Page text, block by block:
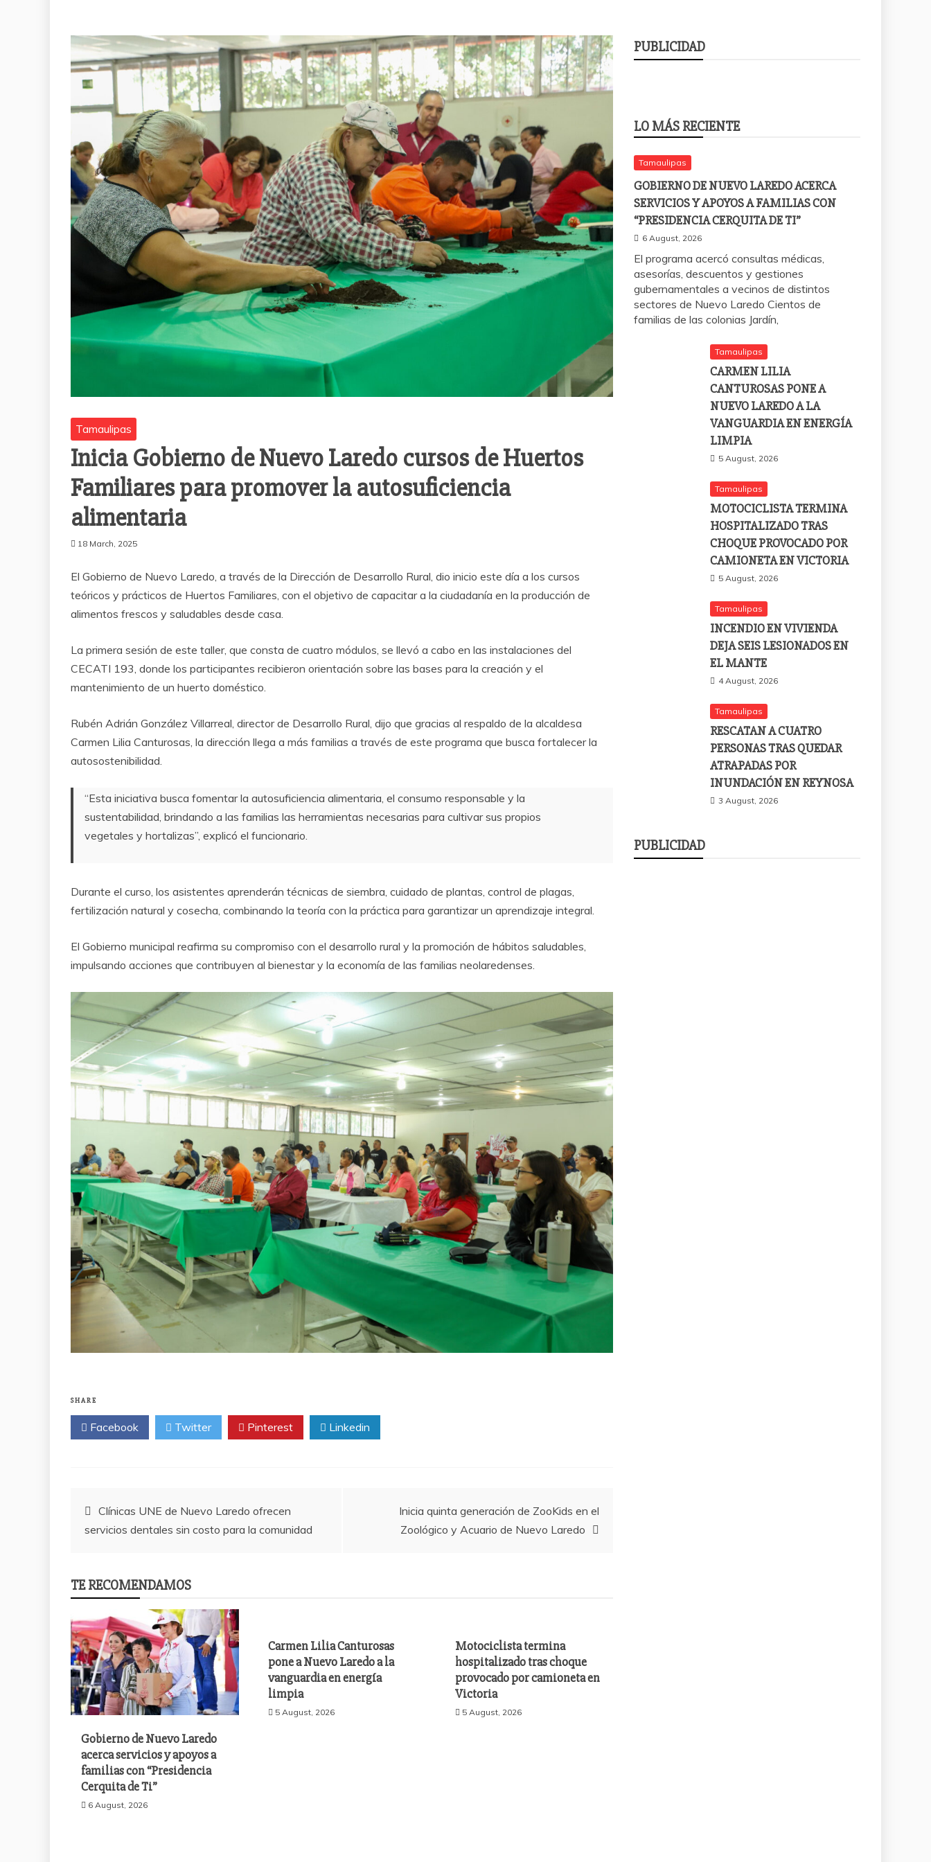
Tamaulipas
Inicia Gobierno de Nuevo Laredo cursos de Huertos
Familiares para promover la autosuficiencia
alimentaria
18 March, 2025
El Gobierno de Nuevo Laredo, a través de la Dirección de Desarrollo Rural, dio inicio este día a los cursos
teóricos y prácticos de Huertos Familiares, con el objetivo de capacitar a la ciudadanía en la producción de
alimentos frescos y saludables desde casa.
La primera sesión de este taller, que consta de cuatro módulos, se llevó a cabo en las instalaciones del
CECATI 193, donde los participantes recibieron orientación sobre las bases para la creación y el
mantenimiento de un huerto doméstico.
Rubén Adrián González Villarreal, director de Desarrollo Rural, dijo que gracias al respaldo de la alcaldesa
Carmen Lilia Canturosas, la dirección llega a más familias a través de este programa que busca fortalecer la
autosostenibilidad.
“Esta iniciativa busca fomentar la autosuficiencia alimentaria, el consumo responsable y la
sustentabilidad, brindando a las familias las herramientas necesarias para cultivar sus propios
vegetales y hortalizas”, explicó el funcionario.
Durante el curso, los asistentes aprenderán técnicas de siembra, cuidado de plantas, control de plagas,
fertilización natural y cosecha, combinando la teoría con la práctica para garantizar un aprendizaje integral.
El Gobierno municipal reafirma su compromiso con el desarrollo rural y la promoción de hábitos saludables,
impulsando acciones que contribuyen al bienestar y la economía de las familias neolaredenses.
SHARE
Facebook Twitter Pinterest Linkedin
PostClínicas UNE de Nuevo Laredo ofrecen
servicios dentales sin costo para la comunidad
Inicia quinta generación de ZooKids en el
Zoológico y Acuario de Nuevo Laredo
TE RECOMENDAMOS
Gobierno de Nuevo Laredo
acerca servicios y apoyos a
familias con “Presidencia
Cerquita de Ti”
6 August, 2026
Carmen Lilia Canturosas
pone a Nuevo Laredo a la
vanguardia en energía
limpia
5 August, 2026
Motociclista termina
hospitalizado tras choque
provocado por camioneta en
Victoria
5 August, 2026
PUBLICIDAD
LO MÁS RECIENTE
Tamaulipas
GOBIERNO DE NUEVO LAREDO ACERCA
SERVICIOS Y APOYOS A FAMILIAS CON
“PRESIDENCIA CERQUITA DE TI”
6 August, 2026
El programa acercó consultas médicas,
asesorías, descuentos y gestiones
gubernamentales a vecinos de distintos
sectores de Nuevo Laredo Cientos de
familias de las colonias Jardín,
Tamaulipas
CARMEN LILIA
CANTUROSAS PONE A
NUEVO LAREDO A LA
VANGUARDIA EN ENERGÍA
LIMPIA
5 August, 2026
Tamaulipas
MOTOCICLISTA TERMINA
HOSPITALIZADO TRAS
CHOQUE PROVOCADO POR
CAMIONETA EN VICTORIA
5 August, 2026
Tamaulipas
INCENDIO EN VIVIENDA
DEJA SEIS LESIONADOS EN
EL MANTE
4 August, 2026
Tamaulipas
RESCATAN A CUATRO
PERSONAS TRAS QUEDAR
ATRAPADAS POR
INUNDACIÓN EN REYNOSA
3 August, 2026
PUBLICIDAD